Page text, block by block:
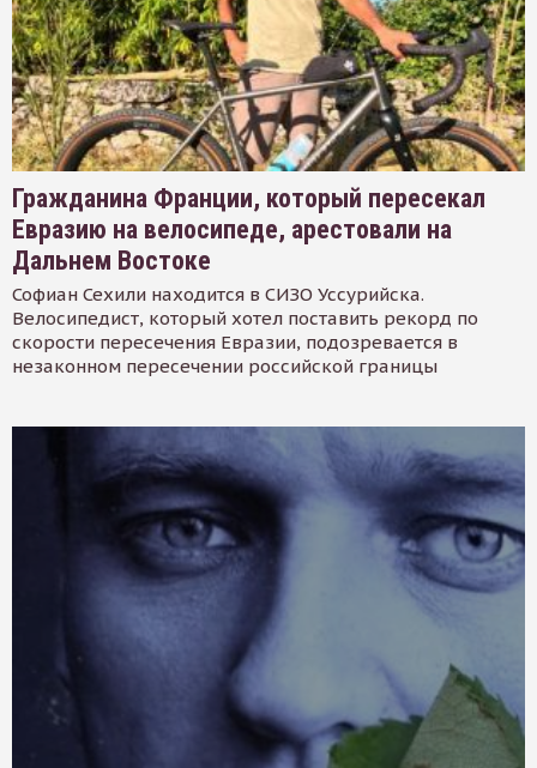
Гражданина Франции, который пересекал
Евразию на велосипеде, арестовали на
Дальнем Востоке
Софиан Сехили находится в СИЗО Уссурийска.
Велосипедист, который хотел поставить рекорд по
скорости пересечения Евразии, подозревается в
незаконном пересечении российской границы